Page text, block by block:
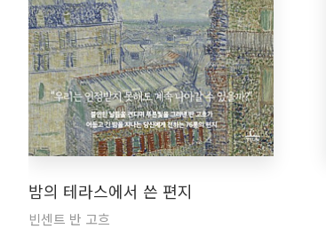
밤의 테라스에서 쓴 편지
빈센트 반 고흐